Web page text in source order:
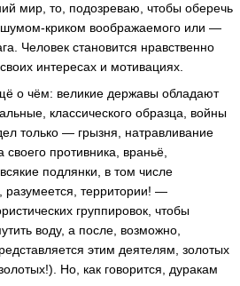
мир, то, подозреваю, чтобы оберечь
шумом-криком воображаемого или —
Человек становится нравственно
интересах и мотивациях.
о чём: великие державы обладают
классического образца, войны
только — грызня, натравливание
противника, враньё,
подлянки, в том числе
территории! —
группировок, чтобы
воду, а после, возможно,
этим деятелям, золотых
Но, как говорится, дуракам